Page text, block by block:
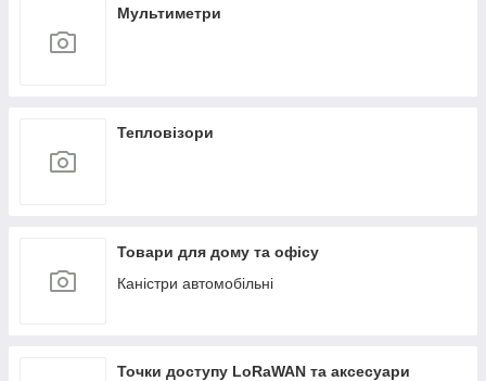
Мультиметри
Тепловізори
Товари для дому та офісу
Каністри автомобільні
Точки доступу LoRaWAN та аксесуари